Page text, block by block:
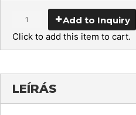
Add to Inquiry
Click to add this item to cart.
LEÍRÁS